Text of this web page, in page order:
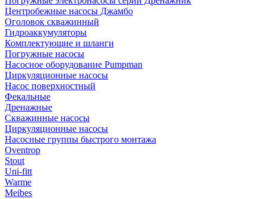
Центробежные насосы Джамбо
Оголовок скважинный
Гидроаккумуляторы
Комплектующие и шланги
Погружные насосы
Насосное оборудование Pumpman
Циркуляционные насосы
Насос поверхностный
Фекальные
Дренажные
Скважинные насосы
Циркуляционные насосы
Насосные группы быстрого монтажа
Oventrop
Stout
Uni-fitt
Warme
Meibes